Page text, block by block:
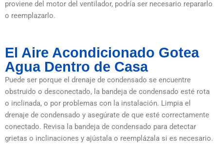
proviene del motor del ventilador, podría ser necesario repararlo
o reemplazarlo.
El Aire Acondicionado Gotea
Agua Dentro de Casa
Puede ser porque el drenaje de condensado se encuentre
obstruido o desconectado, la bandeja de condensado esté rota
o inclinada, o por problemas con la instalación. Limpia el
drenaje de condensado y asegúrate de que esté correctamente
conectado. Revisa la bandeja de condensado para detectar
grietas o inclinaciones y ajústala o reemplázala si es necesario.